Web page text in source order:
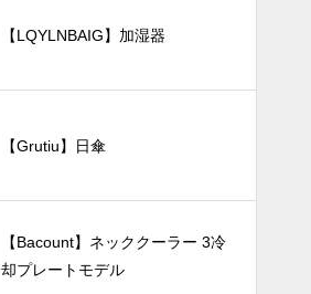
【LQYLNBAIG】加湿器
【Grutiu】日傘
【Bacount】ネッククーラー 3冷
却プレートモデル